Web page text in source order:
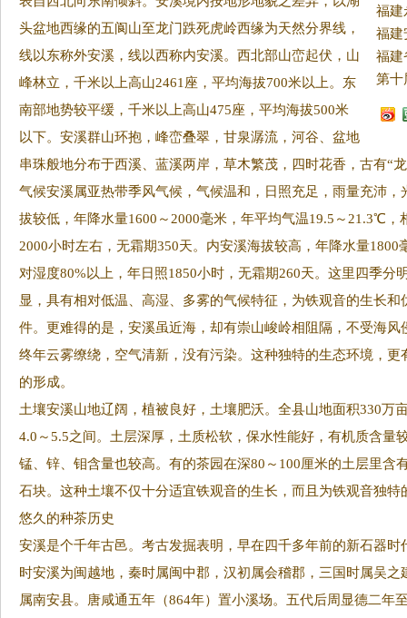
福建
福建
头盆地西缘的五阆山至龙门跌死虎岭西缘为天然分界线，
线以东称外安溪，线以西称内安溪。西北部山峦起伏，山
峰林立，千米以上高山2461座，平均海拔700米以上。东
南部地势较平缓，千米以上高山475座，平均海拔500米
以下。安溪群山环抱，峰峦叠翠，甘泉潺流，河谷、盆地
串珠般地分布于西溪、蓝溪两岸，草木繁茂，四时花香，古有“
气候安溪属亚热带季风气候，气候温和，日照充足，雨量充沛
拔较低，年降水量1600～2000毫米，年平均气温19.5～21.3℃，
2000小时左右，无霜期350天。内安溪海拔较高，年降水量
对湿度80%以上，年日照1850小时，无霜期260天。这里四季分
显，具有相对低温、高湿、多雾的气候特征，为铁观音的生长
件。更难得的是，安溪虽近海，却有崇山峻岭相阻隔，不受海
终年云雾缭绕，空气清新，没有污染。这种独特的生态环境，
的形成。
土壤安溪山地辽阔，植被良好，土壤肥沃。全县山地面积330万
4.0～5.5之间。土层深厚，土质松软，保水性能好，有机质含量
锰、锌、钼含量也较高。有的茶园在深80～100厘米的土层里含
石块。这种土壤不仅十分适宜铁观音的生长，而且为铁观音独特
悠久的种茶历史
安溪是个千年古邑。考古发掘表明，早在四千多年前的新石器
时安溪为闽越地，秦时属闽中郡，汉初属会稽郡，三国时属吴
属南安县。唐咸通五年（864年）置小溪场。五代后周显德二年